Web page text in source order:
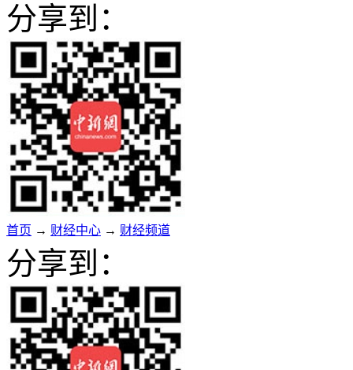
分享到：
首页 → 财经中心 → 财经频道
分享到：